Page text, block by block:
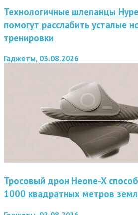
Технологичные шлепанцы
помогут расслабить усталые
тренировки
Гаджеты, 03.08.2026
Тросовый дрон Heone-X
1000 квадратных метров